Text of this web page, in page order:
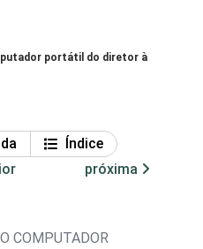
portátil do diretor à
Índice
próxima
COMPUTADOR